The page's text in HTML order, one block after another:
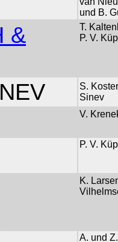
und B.
&
T.
P. V.
S.
Sinev
V.
P. V.
K.
A. und